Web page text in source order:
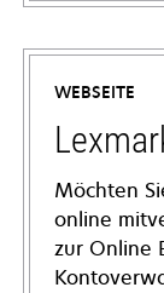
WEBSEITE
Möchten
online
zur Online